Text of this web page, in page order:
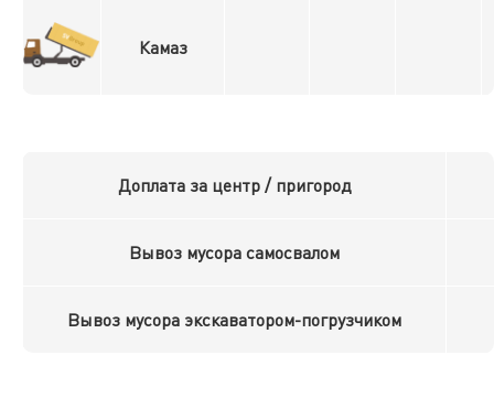
Камаз
Доплата за центр / пригород
Вывоз мусора самосвалом
Вывоз мусора экскаватором-погрузчиком